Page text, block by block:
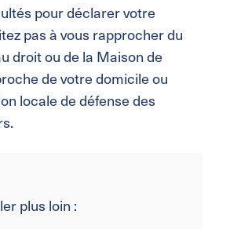
pour déclarer votre
pas à vous rapprocher du
droit ou de la Maison de
de votre domicile ou
locale de défense des
plus loin :